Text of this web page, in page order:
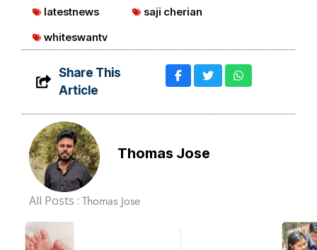
latestnews
saji cherian
whiteswantv
Share This
Article
Thomas Jose
All Posts :Thomas Jose